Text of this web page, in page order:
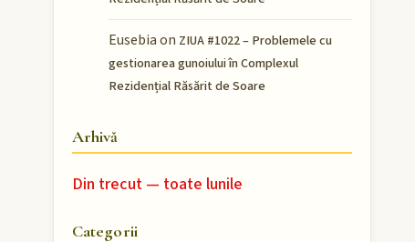
Eusebiaon ZIUA #1022 – Problemele cu
gestionarea gunoiului în Complexul
Rezidențial Răsărit de Soare
Arhivă
Din trecut — toate lunile
Categorii